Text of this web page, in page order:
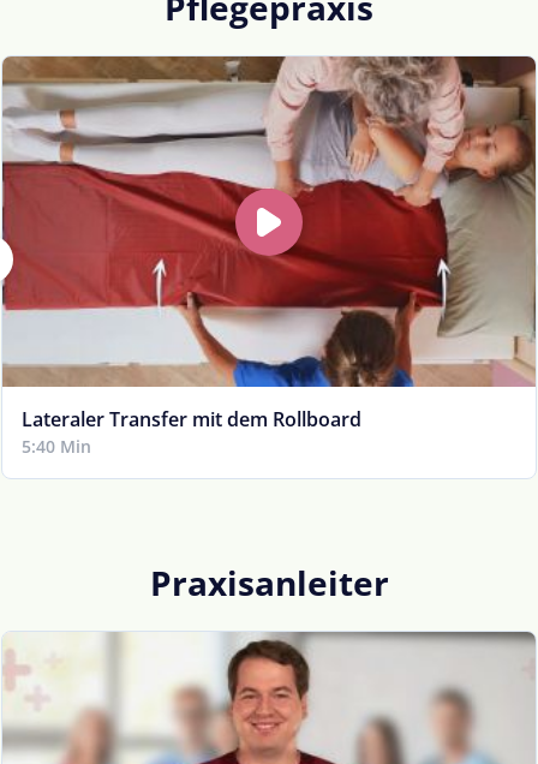
Lateraler Transfer mit dem Rollboard
5:40 Min
Praxisanleiter